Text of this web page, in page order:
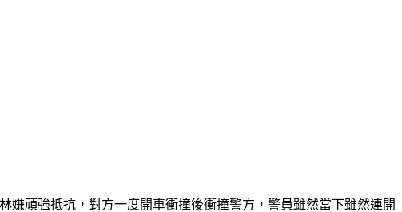
嫌頑強抵抗，對方一度開車衝撞後衝撞警方，警員雖然當下雖然連開